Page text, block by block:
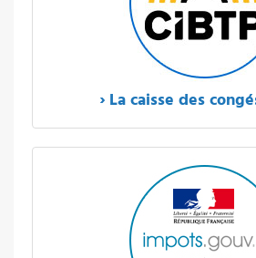
› La caisse des